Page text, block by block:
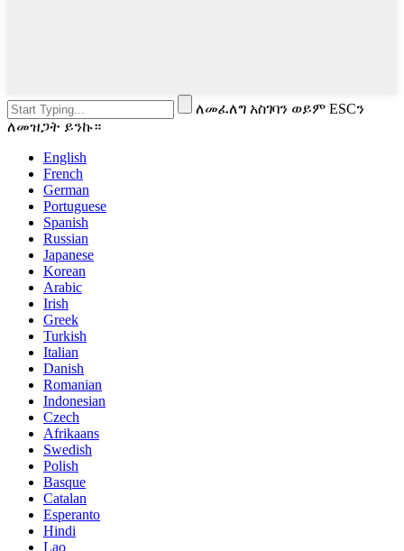
ለመፈለግ አስገባን ወይም ESCን
ለመዝጋት ይንኩ።
English
French
German
Portuguese
Spanish
Russian
Japanese
Korean
Arabic
Irish
Greek
Turkish
Italian
Danish
Romanian
Indonesian
Czech
Afrikaans
Swedish
Polish
Basque
Catalan
Esperanto
Hindi
Lao